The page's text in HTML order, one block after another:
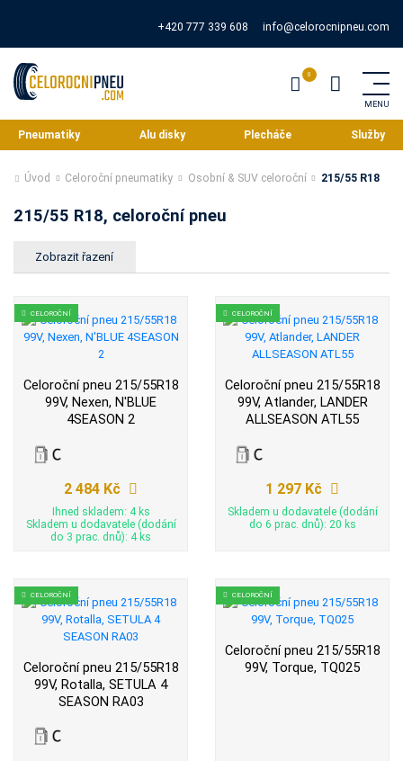
+420 777 339 608 info@celorocnipneu.com
Pneumatiky Alu disky Plecháče Služby
Úvod Celoroční pneumatiky Osobní & SUV celoroční 215/55 R18
215/55 R18, celoroční pneu
CELOROČNÍ
Celoroční pneu 215/55R18
99V, Nexen, N'BLUE
4SEASON 2
2 484 Kč
Ihned skladem: 4 ks
Skladem u dodavatele (dodání
do 3 prac. dnů): 4 ks
CELOROČNÍ
Celoroční pneu 215/55R18
99V, Atlander, LANDER
ALLSEASON ATL55
1 297 Kč
Skladem u dodavatele (dodání
do 6 prac. dnů): 20 ks
CELOROČNÍ
Celoroční pneu 215/55R18
99V, Rotalla, SETULA 4
SEASON RA03
CELOROČNÍ
Celoroční pneu 215/55R18
99V, Torque, TQ025